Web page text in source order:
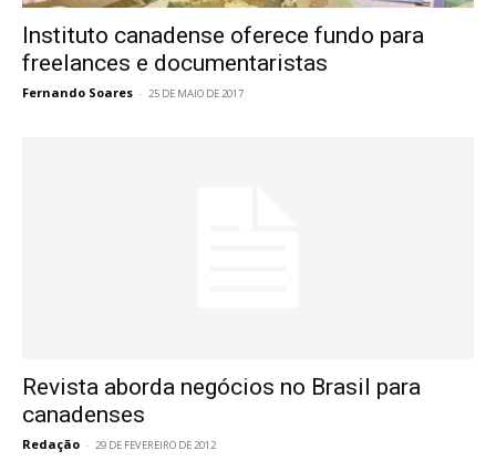
Instituto canadense oferece fundo para
freelances e documentaristas
Fernando Soares - 25 DE MAIO DE 2017
Revista aborda negócios no Brasil para
canadenses
Redação - 29 DE FEVEREIRO DE 2012